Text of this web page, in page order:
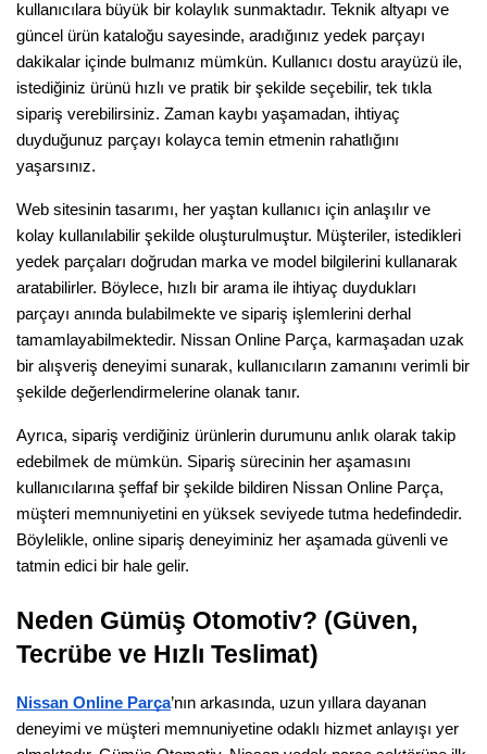
kullanıcılara büyük bir kolaylık sunmaktadır. Teknik altyapı ve
güncel ürün kataloğu sayesinde, aradığınız yedek parçayı
dakikalar içinde bulmanız mümkün. Kullanıcı dostu arayüzü ile,
istediğiniz ürünü hızlı ve pratik bir şekilde seçebilir, tek tıkla
sipariş verebilirsiniz. Zaman kaybı yaşamadan, ihtiyaç
duyduğunuz parçayı kolayca temin etmenin rahatlığını
yaşarsınız.
Web sitesinin tasarımı, her yaştan kullanıcı için anlaşılır ve
kolay kullanılabilir şekilde oluşturulmuştur. Müşteriler, istedikleri
yedek parçaları doğrudan marka ve model bilgilerini kullanarak
aratabilirler. Böylece, hızlı bir arama ile ihtiyaç duydukları
parçayı anında bulabilmekte ve sipariş işlemlerini derhal
tamamlayabilmektedir. Nissan Online Parça, karmaşadan uzak
bir alışveriş deneyimi sunarak, kullanıcıların zamanını verimli bir
şekilde değerlendirmelerine olanak tanır.
Ayrıca, sipariş verdiğiniz ürünlerin durumunu anlık olarak takip
edebilmek de mümkün. Sipariş sürecinin her aşamasını
kullanıcılarına şeffaf bir şekilde bildiren Nissan Online Parça,
müşteri memnuniyetini en yüksek seviyede tutma hedefindedir.
Böylelikle, online sipariş deneyiminiz her aşamada güvenli ve
tatmin edici bir hale gelir.
Neden Gümüş Otomotiv? (Güven,
Tecrübe ve Hızlı Teslimat)
Nissan Online Parça’nın arkasında, uzun yıllara dayanan
deneyimi ve müşteri memnuniyetine odaklı hizmet anlayışı yer